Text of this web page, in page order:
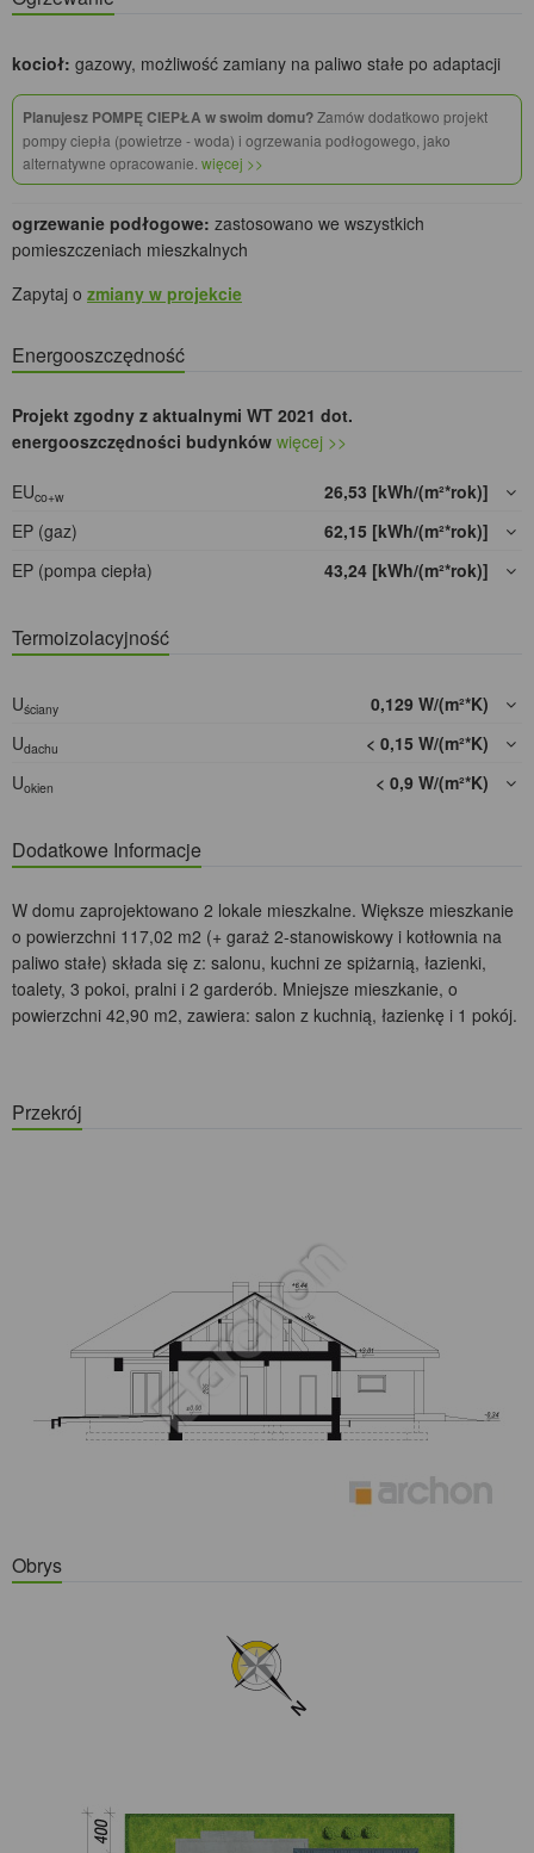
kocioł: gazowy, możliwość zamiany na paliwo stałe po adaptacji
Planujesz POMPĘ CIEPŁA w swoim domu?Zamów dodatkowo projekt
pompy ciepła (powietrze - woda) i ogrzewania podłogowego, jako
alternatywne opracowanie. więcej >>
ogrzewanie podłogowe: zastosowano we wszystkich
pomieszczeniach mieszkalnych
Zapytaj o zmiany w projekcie
Energooszczędność
Projekt zgodny z aktualnymi WT 2021 dot.
energooszczędności budynków więcej >>
EUco+w
26,53 [kWh/(m²*rok)]
EP (gaz)
62,15 [kWh/(m²*rok)]
EP (pompa ciepła)
43,24 [kWh/(m²*rok)]
Termoizolacyjność
Uściany
0,129 W/(m²*K)
Udachu
< 0,15 W/(m²*K)
Uokien < 0,9 W/(m²*K)
Dodatkowe Informacje
W domu zaprojektowano 2 lokale mieszkalne. Większe mieszkanie
o powierzchni 117,02 m2 (+ garaż 2-stanowiskowy i kotłownia na
paliwo stałe) składa się z: salonu, kuchni ze spiżarnią, łazienki,
toalety, 3 pokoi, pralni i 2 garderób. Mniejsze mieszkanie, o
powierzchni 42,90 m2, zawiera: salon z kuchnią, łazienkę i 1 pokój.
Przekrój
Obrys